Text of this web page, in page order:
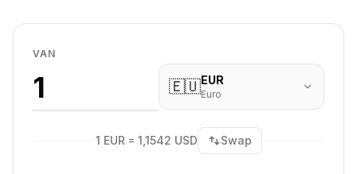
VAN
🇪🇺EUR
Euro
1 EUR = 1,1542 USD Swap